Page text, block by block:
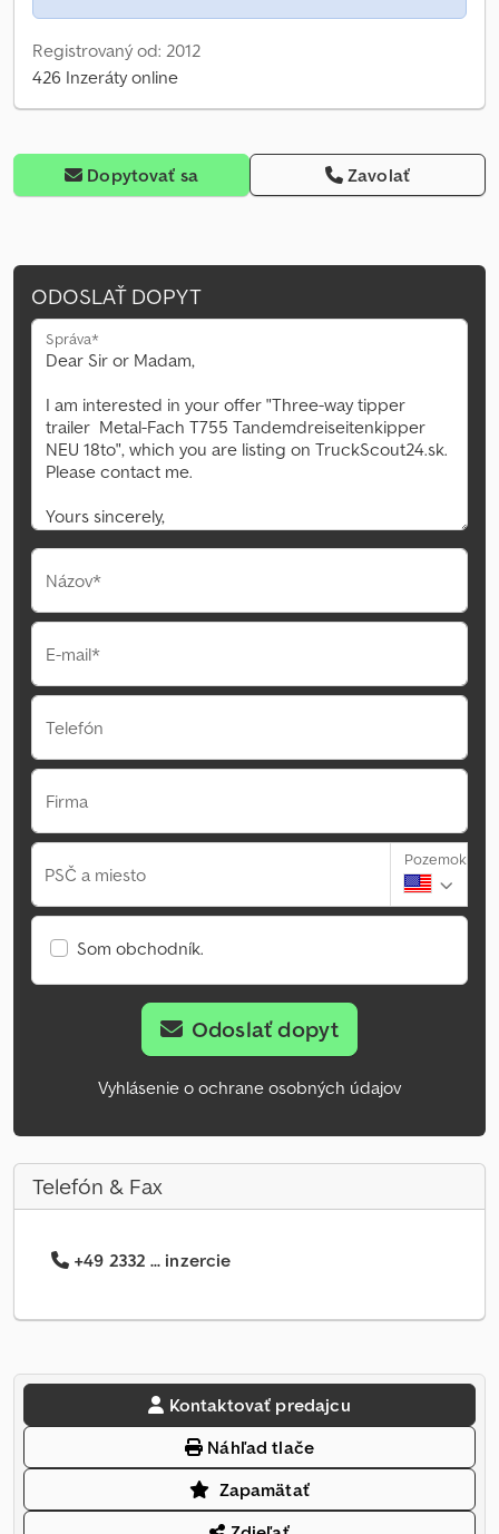
Registrovaný od: 2012
426 Inzeráty online
Dopytovať sa Zavolať
ODOSLAŤ DOPYT
Správa*
Názov*
E-mail*
Telefón
Firma
PSČ a miesto
Pozemok
Som obchodník.
Odoslať dopyt
Vyhlásenie o ochrane osobných údajov
Telefón & Fax
+49 2332 ... inzercie
Kontaktovať predajcu
Náhľad tlače
Zapamätať